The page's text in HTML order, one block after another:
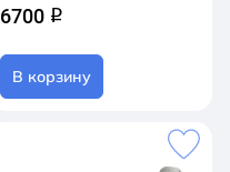
6700 q
В корзину